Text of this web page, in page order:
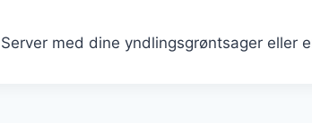
Server med dine yndlingsgrøntsager